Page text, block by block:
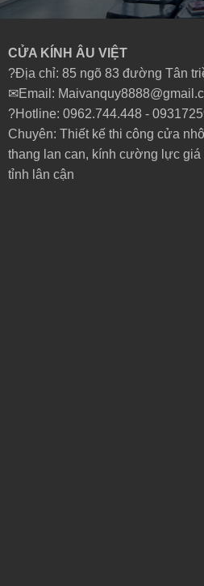
CỬA KÍNH ÂU VIỆT
?Địa chỉ: 85 ngõ 83 đường Tân
✉Email:
?Hotline: 0962.744.448 -
Chuyên: Thiết kế thi công cửa
thang lan can, kính cường lực giá
tỉnh lân cận